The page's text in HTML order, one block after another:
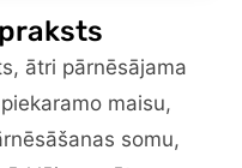
ātri pārnēsājama
maisu,
somu,